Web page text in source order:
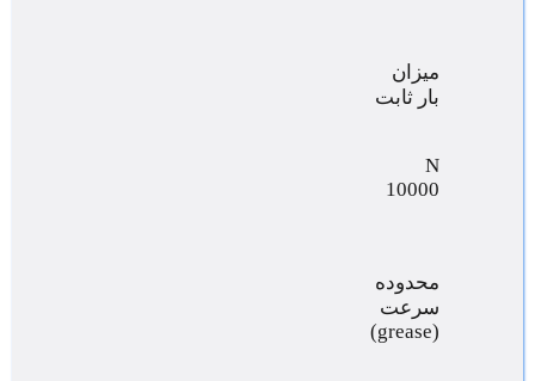
میزان
بار ثابت
N
10000
محدوده
سرعت
(grease)